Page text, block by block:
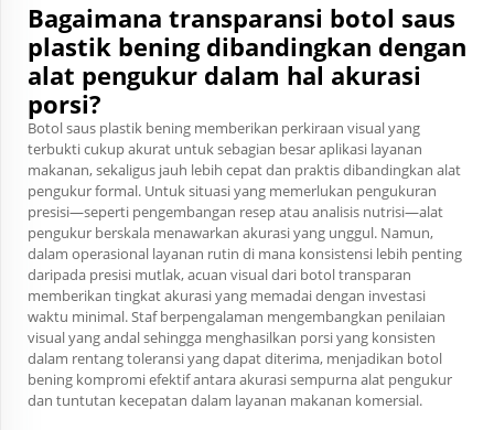
Bagaimana transparansi botol saus
plastik bening dibandingkan dengan
alat pengukur dalam hal akurasi
porsi?
Botol saus plastik bening memberikan perkiraan visual yang
terbukti cukup akurat untuk sebagian besar aplikasi layanan
makanan, sekaligus jauh lebih cepat dan praktis dibandingkan alat
pengukur formal. Untuk situasi yang memerlukan pengukuran
presisi—seperti pengembangan resep atau analisis nutrisi—alat
pengukur berskala menawarkan akurasi yang unggul. Namun,
dalam operasional layanan rutin di mana konsistensi lebih penting
daripada presisi mutlak, acuan visual dari botol transparan
memberikan tingkat akurasi yang memadai dengan investasi
waktu minimal. Staf berpengalaman mengembangkan penilaian
visual yang andal sehingga menghasilkan porsi yang konsisten
dalam rentang toleransi yang dapat diterima, menjadikan botol
bening kompromi efektif antara akurasi sempurna alat pengukur
dan tuntutan kecepatan dalam layanan makanan komersial.